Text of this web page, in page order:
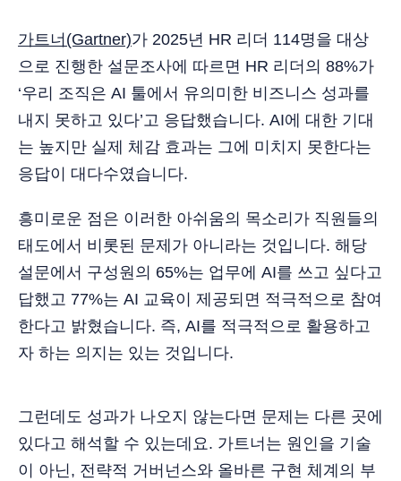
가트너(Gartner)가 2025년 HR 리더 114명을 대상
으로 진행한 설문조사에 따르면 HR 리더의 88%가
‘우리 조직은 AI 툴에서 유의미한 비즈니스 성과를
내지 못하고 있다’고 응답했습니다. AI에 대한 기대
는 높지만 실제 체감 효과는 그에 미치지 못한다는
응답이 대다수였습니다.
흥미로운 점은 이러한 아쉬움의 목소리가 직원들의
태도에서 비롯된 문제가 아니라는 것입니다. 해당
설문에서 구성원의 65%는 업무에 AI를 쓰고 싶다고
답했고 77%는 AI 교육이 제공되면 적극적으로 참여
한다고 밝혔습니다. 즉, AI를 적극적으로 활용하고
자 하는 의지는 있는 것입니다.
그런데도 성과가 나오지 않는다면 문제는 다른 곳에
있다고 해석할 수 있는데요. 가트너는 원인을 기술
이 아닌, 전략적 거버넌스와 올바른 구현 체계의 부